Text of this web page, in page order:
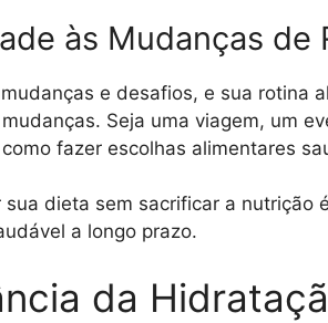
às Mudanças de
e desafios, e sua rotina
Seja uma viagem, um
fazer escolhas alimentares
dieta sem sacrificar a nutrição
a longo prazo.
da